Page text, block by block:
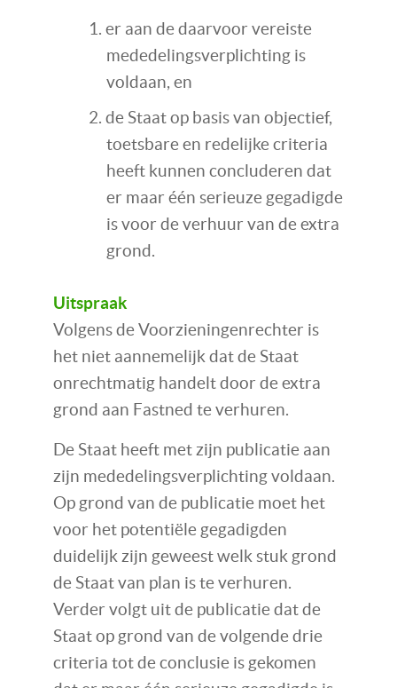
er aan de daarvoor vereiste
mededelingsverplichting is
voldaan, en
de Staat op basis van objectief,
toetsbare en redelijke criteria
heeft kunnen concluderen dat
er maar één serieuze gegadigde
is voor de verhuur van de extra
grond.
Uitspraak
Volgens de Voorzieningenrechter is
het niet aannemelijk dat de Staat
onrechtmatig handelt door de extra
grond aan Fastned te verhuren.
De Staat heeft met zijn publicatie aan
zijn mededelingsverplichting voldaan.
Op grond van de publicatie moet het
voor het potentiële gegadigden
duidelijk zijn geweest welk stuk grond
de Staat van plan is te verhuren.
Verder volgt uit de publicatie dat de
Staat op grond van de volgende drie
criteria tot de conclusie is gekomen